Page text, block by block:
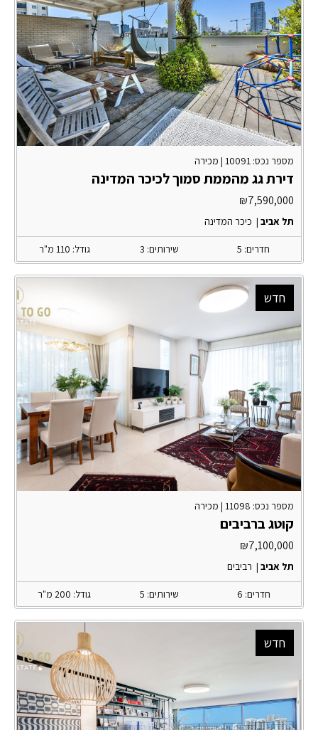
מספר נכס: 10091 | מכירה
דירת גג מהממת סמוך לכיכר המדינה
₪7,590,000
תל אביב | כיכר המדינה
חדרים: 5 שירותים: 3 גודל: 110 מ"ר
חדש
מספר נכס: 11098 | מכירה
קוטג ברביבים
₪7,100,000
תל אביב | רביבים
חדרים: 6 שירותים: 5 גודל: 200 מ"ר
חדש